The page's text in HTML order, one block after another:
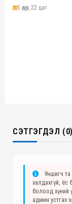
платформ бүтээж
5 өдөр, 22 цаг
СЭТГЭГДЭЛ (0)
Уншигч та
халдахгүй, ёс
болоод хүний
админ устгах